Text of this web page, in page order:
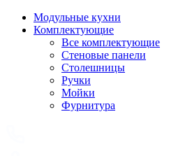
Модульные кухни
Комплектующие
Все комплектующие
Стеновые панели
Столешницы
Ручки
Мойки
Фурнитура